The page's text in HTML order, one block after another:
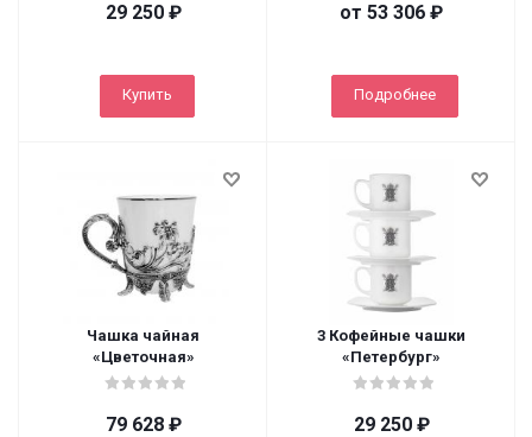
29 250₽
Купить
от 53 306 ₽
Подробнее
Чашка чайная
«Цветочная»
79 628₽
3 Кофейные чашки
«Петербург»
29 250₽